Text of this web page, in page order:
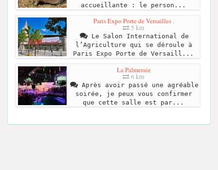
accueillante : le person...
Paris Expo Porte de Versailles .
5 km
Le Salon International de
l’Agriculture qui se déroule à
Paris Expo Porte de Versaill...
La Palmeraie
6 km
Après avoir passé une agréable
soirée, je peux vous confirmer
que cette salle est par...